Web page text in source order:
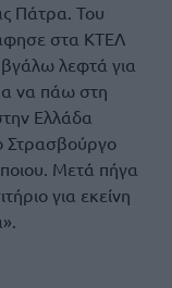
Πάτρα. Του
στα ΚΤΕΛ
λεφτά για
να πάω στη
Ελλάδα
Στρασβούργο
Μετά πήγα
για εκείνη